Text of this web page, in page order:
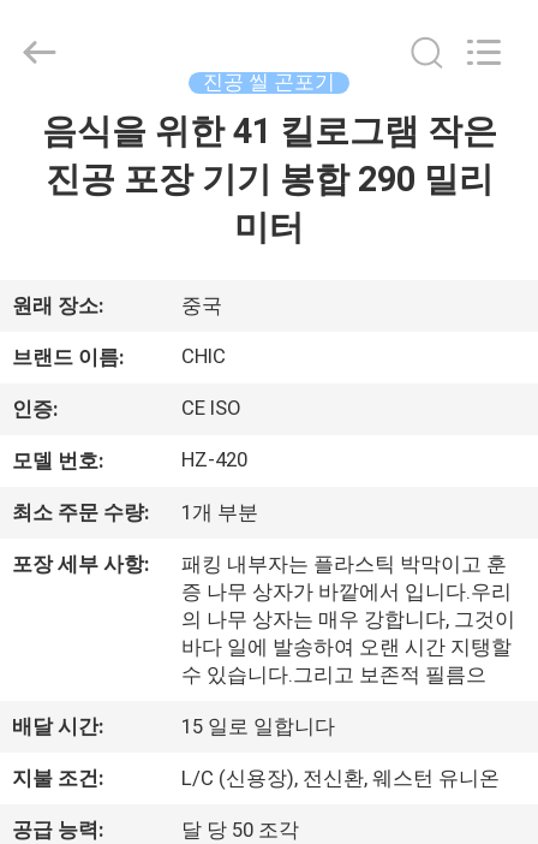
우
리
에
장
투
어
Yang
Reserved.
진공 씰 곤포기
음식을 위한 41 킬로그램 작은
진공 포장 기기 봉합 290 밀리
미터
원래 장소: 중국
브랜드 이름: CHIC
인증: CE ISO
모델 번호: HZ-420
최소 주문 수량: 1개 부분
포장 세부 사항:
패킹 내부자는 플라스틱 박막이고 훈
증 나무 상자가 바깥에서 입니다.우리
의 나무 상자는 매우 강합니다, 그것이
바다 일에 발송하여 오랜 시간 지탱할
수 있습니다.그리고 보존적 필름으
배달 시간: 15 일로 일합니다
지불 조건: L/C (신용장), 전신환, 웨스턴 유니온
공급 능력: 달 당 50 조각